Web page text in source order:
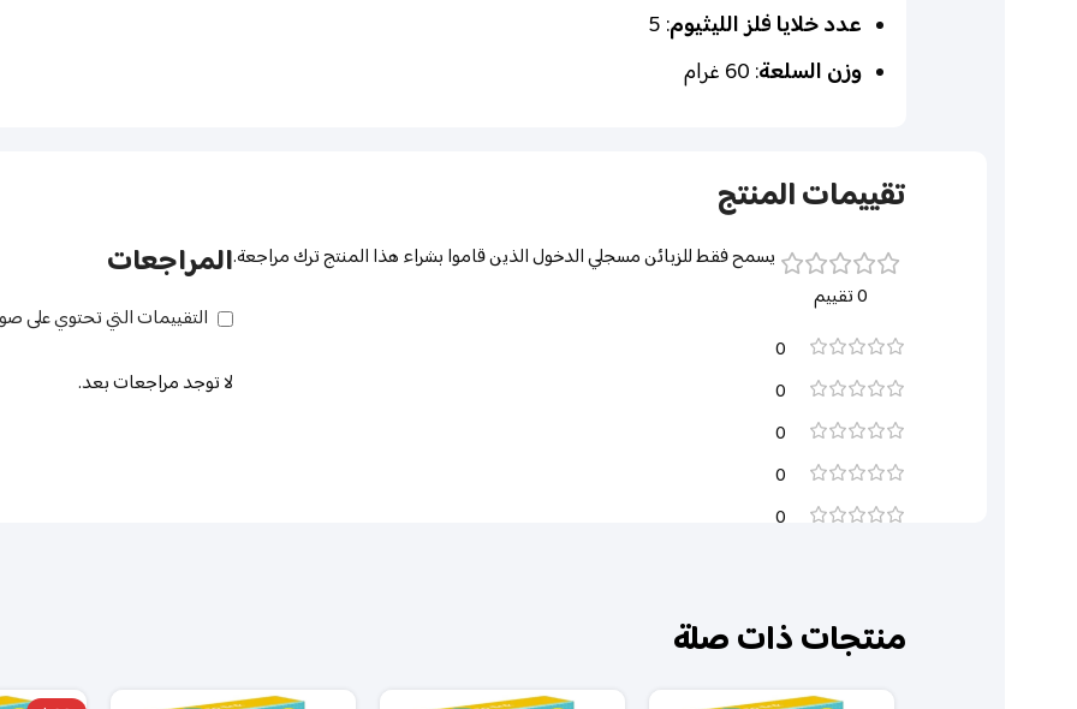
عدد خلايا فلز الليثيوم: 5
وزن السلعة: 60 غرام
تقييمات المنتج
0 تقييم
0
0
0
0
0
المراجعات
التقييمات التي تحتوي على
لا توجد مراجعات بعد.
يسمح فقط للزبائن مسجلي الدخول الذين قاموا بشراء هذا المنتج ترك مراجعة.
منتجات ذات صلة